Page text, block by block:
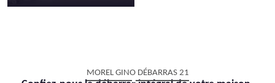
MOREL GINO DÉBARRAS 21